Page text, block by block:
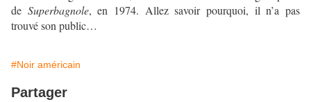
de Superbagnole, en 1974. Allez savoir pourquoi, il n’a pas
trouvé son public…
#Noir américain
Partager